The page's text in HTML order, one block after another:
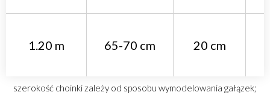
1.20 m 65-70 cm 20 cm
szerokość choinki zależy od sposobu wymodelowania gałązek;